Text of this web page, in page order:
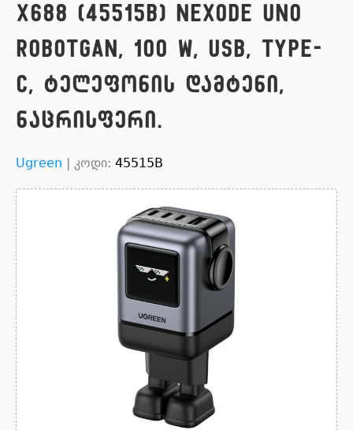
X688 (45515B) Nexode Uno
RobotGaN, 100 W, USB, Type-
C, ტელეფონის დამტენი,
ნაცრისფერი.
Ugreen | კოდი: 45515B